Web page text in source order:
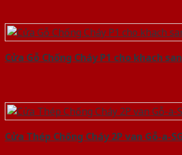
Cửa Gỗ Chống Cháy P1 cho khach
Cửa Thép Chống Cháy 2P van Gỗ-a-